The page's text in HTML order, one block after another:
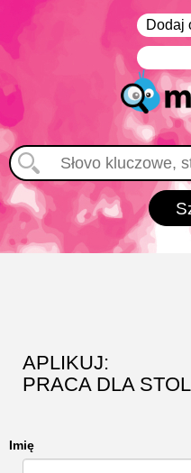
Dodaj
APLIKUJ:
PRACA DLA
Imię